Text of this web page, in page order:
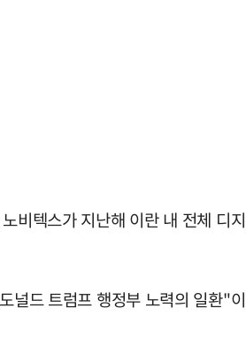
비텍스가 지난해 이란 내 전체
널드 트럼프 행정부 노력의 일환"